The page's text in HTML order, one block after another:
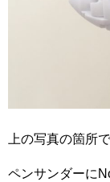
上の写真の箇所
ペンサンダーに